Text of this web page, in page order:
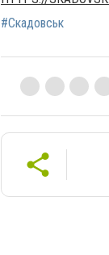
#Скадовськ